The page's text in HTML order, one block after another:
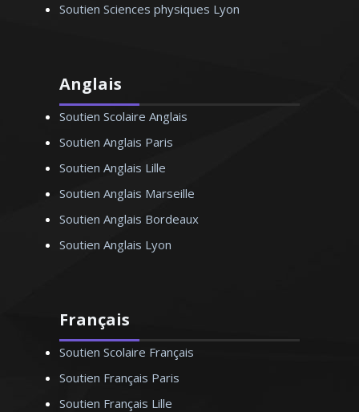
Soutien Sciences physiques Lyon
Anglais
Soutien Scolaire Anglais
Soutien Anglais Paris
Soutien Anglais Lille
Soutien Anglais Marseille
Soutien Anglais Bordeaux
Soutien Anglais Lyon
Français
Soutien Scolaire Français
Soutien Français Paris
Soutien Français Lille